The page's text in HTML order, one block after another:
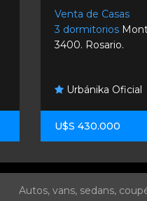
Venta de Casas
3 dormitorios
3400. Rosario.
Urbánika Oficial
U$S 430.000
Autos, vans, sedans,